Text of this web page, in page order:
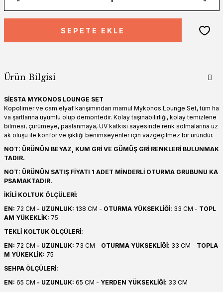
SEPETE EKLE
Ürün Bilgisi
SİESTA MYKONOS LOUNGE SET
Kopolimer ve cam elyaf karışımından mamul Mykonos Lounge Set, tüm ha
va şartlarına uyumlu olup demontedir. Kolay taşınabilirliği, kolay temizlene
bilmesi, çürümeye, paslanmaya, UV katkısı sayesinde renk solmalarına uz
ak oluşu ile konfor ve şıklığı benimseyenler için vazgeçilmez bir üründür.
NOT: ÜRÜNÜN BEYAZ, KUM GRİ VE GÜMÜŞ GRİ RENKLERİ BULUNMAK
TADIR.
NOT: ÜRÜNÜN SATIŞ FİYATI 1 ADET MİNDERLİ OTURMA GRUBUNU KA
PSAMAKTADIR.
İKİLİ KOLTUK ÖLÇÜLERİ:
EN: 72 CM - UZUNLUK: 138 CM - OTURMA YÜKSEKLİĞİ: 33 CM - TOPL
AM YÜKEKLİK: 75
TEKLİ KOLTUK ÖLÇÜLERİ:
EN: 72 CM - UZUNLUK: 73 CM - OTURMA YÜKSEKLİĞİ: 33 CM - TOPLA
M YÜKEKLİK: 75
SEHPA ÖLÇÜLERİ:
EN: 65 CM - UZUNLUK: 65 CM - YERDEN YÜKSEKLİĞİ: 33 CM